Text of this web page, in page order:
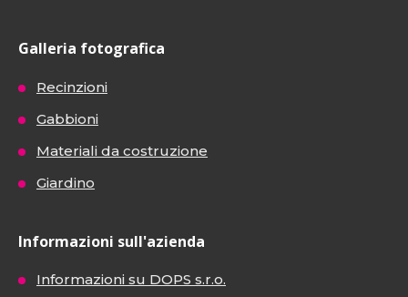
Galleria fotografica
Recinzioni
Gabbioni
Materiali da costruzione
Giardino
Informazioni sull'azienda
Informazioni su DOPS s.r.o.